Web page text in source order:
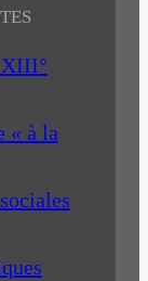
« à la